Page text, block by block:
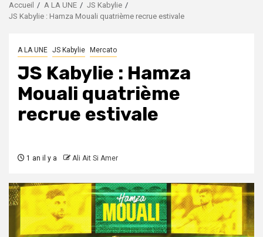
Accueil A LA UNE
JS Kabylie
JS Kabylie : Hamza Mouali quatrième recrue estivale
A LA UNE JS Kabylie Mercato
JS Kabylie : Hamza
Mouali quatrième
recrue estivale
1 an il y a Ali Ait Si Amer